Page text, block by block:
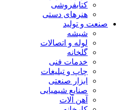
کتابفروشی
هنرهای دستی
صنعت و تولید
شیشه
لوله و اتصالات
گلخانه
خدمات فنی
چاپ و تبلیغات
ابزار صنعتی
صنایع شیمیایی
آهن آلات